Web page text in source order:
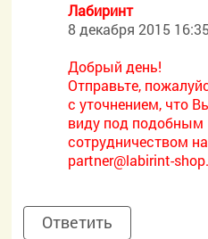
Лабиринт
8 декабря 2015
Добрый день!
Отправьте,
с уточнением, что
виду под подобным
сотрудничеством
partner@labirint-
Ответить